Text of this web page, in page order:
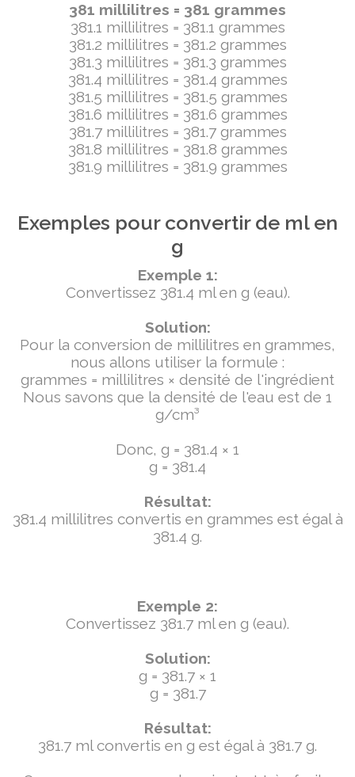
381 millilitres = 381 grammes
381.1 millilitres = 381.1 grammes
381.2 millilitres = 381.2 grammes
381.3 millilitres = 381.3 grammes
381.4 millilitres = 381.4 grammes
381.5 millilitres = 381.5 grammes
381.6 millilitres = 381.6 grammes
381.7 millilitres = 381.7 grammes
381.8 millilitres = 381.8 grammes
381.9 millilitres = 381.9 grammes
Exemples pour convertir de ml en
g
Exemple 1:
Convertissez 381.4 ml en g (eau).
Solution:
Pour la conversion de millilitres en grammes,
nous allons utiliser la formule :
grammes = millilitres × densité de l'ingrédient
Nous savons que la densité de l'eau est de 1
g/cm³
Donc, g = 381.4 × 1
g = 381.4
Résultat:
381.4 millilitres convertis en grammes est égal à
381.4 g.
Exemple 2:
Convertissez 381.7 ml en g (eau).
Solution:
g = 381.7 × 1
g = 381.7
Résultat:
381.7 ml convertis en g est égal à 381.7 g.